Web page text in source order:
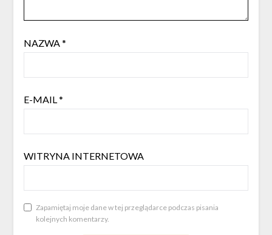
NAZWA *
E-MAIL *
WITRYNA INTERNETOWA
Zapamiętaj moje dane w tej przeglądarce podczas pisania
kolejnych komentarzy.